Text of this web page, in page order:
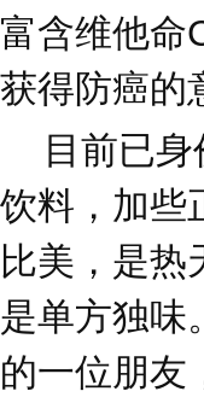
富含维他命
获得防癌的
目前已身
饮料，加些
比美，是热
是单方独味
的一位朋友